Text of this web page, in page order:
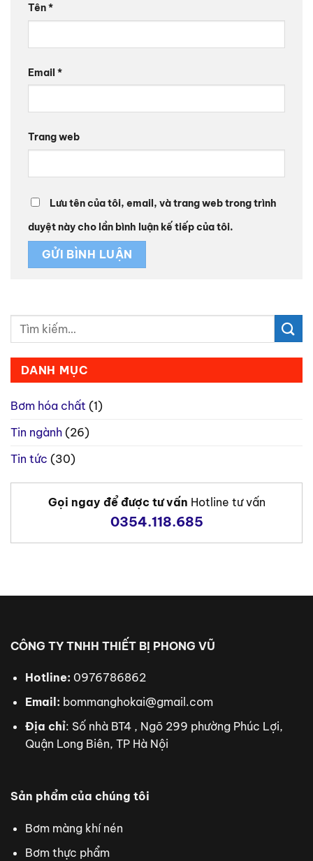
Tên*
Email *
Trang web
Lưu tên của tôi, email, và trang web trong trình
duyệt này cho lần bình luận kế tiếp của tôi.
DANH MỤC
Bơm hóa chất (1)
Tin ngành (26)
Tin tức (30)
Gọi ngay để được tư vấn Hotline tư vấn
0354.118.685
CÔNG TY TNHH THIẾT BỊ PHONG VŨ
Hotline: 0976786862
Email: bommanghokai@gmail.com
Địa chỉ: Số nhà BT4 , Ngõ 299 phường Phúc Lợi,
Quận Long Biên, TP Hà Nội
Sản phẩm của chúng tôi
Bơm màng khí nén
Bơm thực phẩm